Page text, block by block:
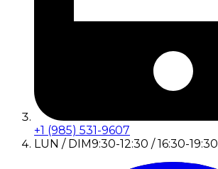
+1 (985) 531-9607
LUN / DIM9:30-12:30 / 16:30-19:30